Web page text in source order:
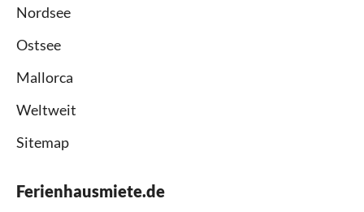
Nordsee
Ostsee
Mallorca
Weltweit
Sitemap
Ferienhausmiete.de